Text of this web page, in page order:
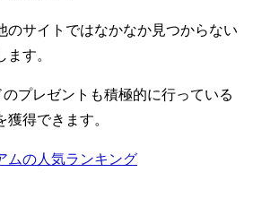
のサイトではなかなか見つからない
す。
プレゼントも積極的に行っている
得できます。
ムの人気ランキング